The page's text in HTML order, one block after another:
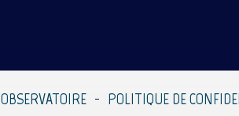
OBSERVATOIRE POLITIQUE DE